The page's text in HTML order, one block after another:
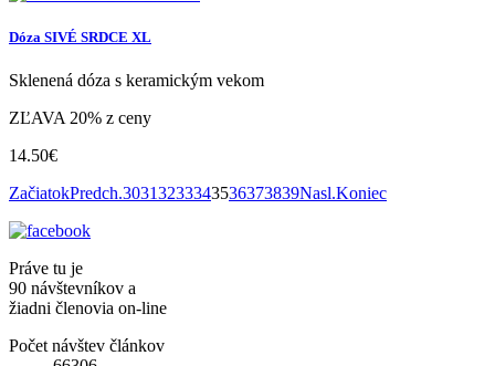
Dóza SIVÉ SRDCE XL
Sklenená dóza s keramickým vekom
ZĽAVA 20% z ceny
14.50€
ZačiatokPredch.30313233343536373839Nasl.Koniec
Práve tu je
90 návštevníkov a
žiadni členovia on-line
Počet návštev článkov